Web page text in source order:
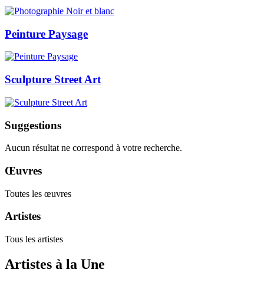
Peinture Paysage
Sculpture Street Art
Suggestions
Aucun résultat ne correspond à votre recherche.
Œuvres
Toutes les œuvres
Artistes
Tous les artistes
Artistes à la Une